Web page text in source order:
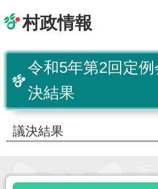
村政情報
令和5年第2回定
決結果
議決結果